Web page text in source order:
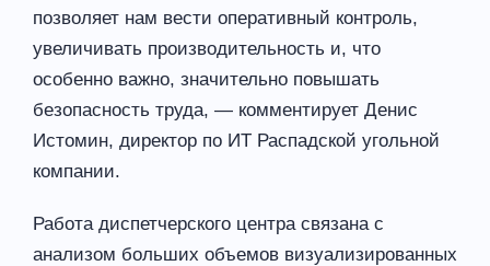
позволяет нам вести оперативный контроль,
увеличивать производительность и, что
особенно важно, значительно повышать
безопасность труда, — комментирует Денис
Истомин, директор по ИТ Распадской угольной
компании.
Работа диспетчерского центра связана с
анализом больших объемов визуализированных